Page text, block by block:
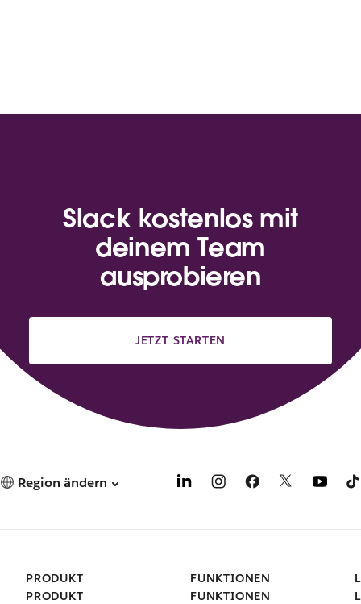
Slack kostenlos mit
deinem Team
ausprobieren
JETZT STARTEN
Region ändern
PRODUKT
PRODUKT
FUNKTIONEN
FUNKTIONEN